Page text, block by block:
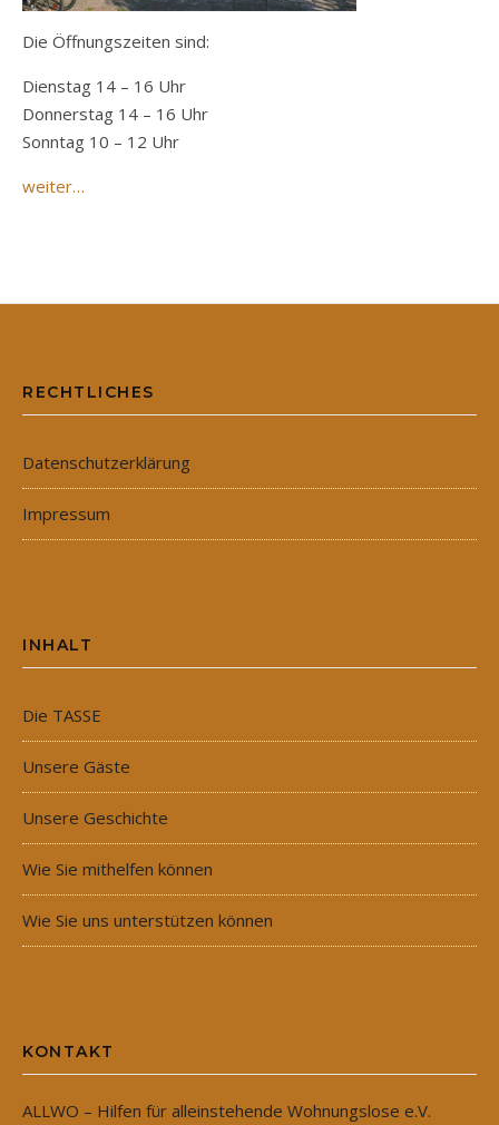
Die Öffnungszeiten sind:
Dienstag 14 – 16 Uhr
Donnerstag 14 – 16 Uhr
Sonntag 10 – 12 Uhr
weiter…
RECHTLICHES
Datenschutzerklärung
Impressum
INHALT
Die TASSE
Unsere Gäste
Unsere Geschichte
Wie Sie mithelfen können
Wie Sie uns unterstützen können
KONTAKT
ALLWO – Hilfen für alleinstehende Wohnungslose e.V.